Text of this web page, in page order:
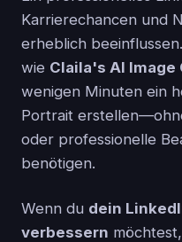
Karrierechancen und
erheblich
wie Claila's AI Image
wenigen Minuten ein
Portrait
oder professionelle
benötigen.
Wenn du dein
verbessern